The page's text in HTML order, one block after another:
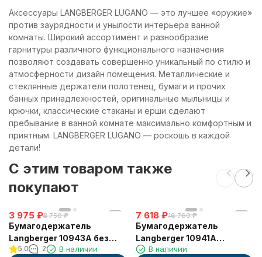
Аксессуары LANGBERGER LUGANO — это лучшее «оружие»
против заурядности и унылости интерьера ванной
комнаты. Широкий ассортимент и разнообразие
гарнитуры различного функционального назначения
позволяют создавать совершенно уникальный по стилю и
атмосферности дизайн помещения. Металлические и
стеклянные держатели полотенец, бумаги и прочих
банных принадлежностей, оригинальные мыльницы и
крючки, классические стаканы и ерши сделают
пребывание в ванной комнате максимально комфортным и
приятным. LANGBERGER LUGANO — роскошь в каждой
детали!
C этим товаром также
покупают
3 975 ₽8 750 ₽
Бумагодержатель
Langberger 10943A без
крышки квадратный
5.0 2 В наличии
7 618 ₽16 760 ₽
Бумагодержатель
Langberger 10941A
туалетной бумаги с
В наличии